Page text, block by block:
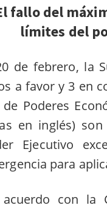
fallo del
límites del
de febrero, la
a favor y 3 en
de Poderes
en inglés)
Ejecutivo
para
con la